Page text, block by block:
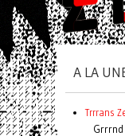
A LA
Trrrans
Grrrnd